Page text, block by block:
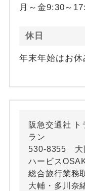
月～金9:30～
休日
年末年始はお休
阪急交通社
ラン
530-8355 大
ハービス
総合旅行業務
大輔・多川奈